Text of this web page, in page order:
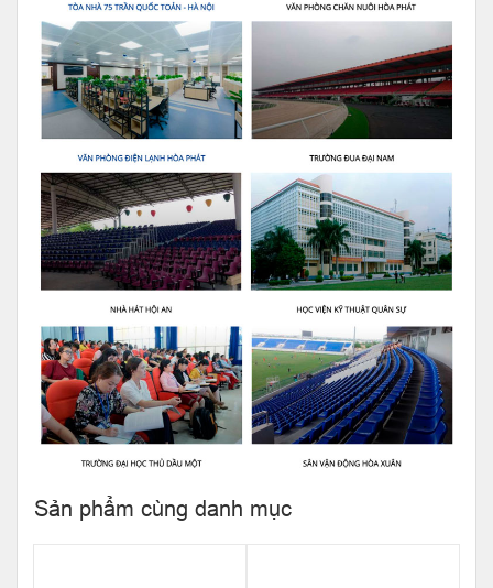
Sản phẩm cùng danh mục